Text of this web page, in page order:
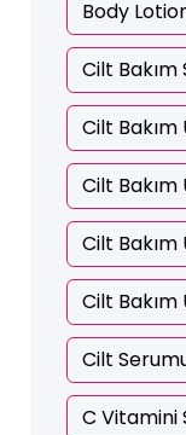
Body
Cilt
Cilt
Cilt
Cilt
Cilt
Cilt
C Vitamini